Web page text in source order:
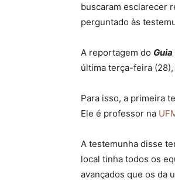
buscaram esclarecer
perguntado às
A reportagem do Guia
última terça-feira
Para isso, a primeira
Ele é professor na
A testemunha disse
local tinha todos os
avançados que os da